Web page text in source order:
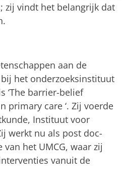
zij vindt het belangrijk dat
aan de
het onderzoeksinstituut
‘The barrier-belief
primary care ‘. Zij voerde
Instituut voor
werkt nu als post doc-
het UMCG, waar zij
vanuit de